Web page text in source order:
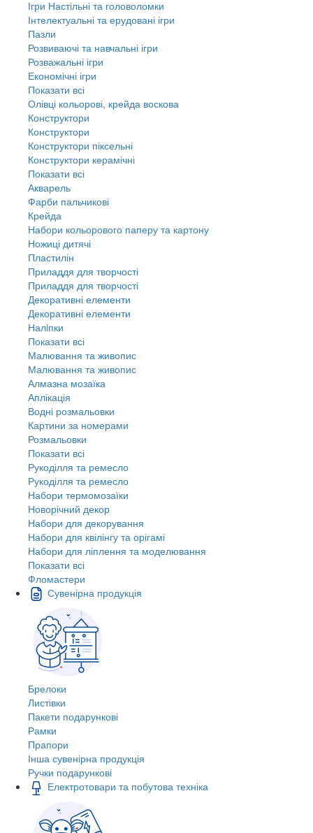
Ігри Настільні та головоломки
Інтелектуальні та ерудовані ігри
Пазли
Розвиваючі та навчальні ігри
Розважальні ігри
Економічні ігри
Показати всі
Олівці кольорові, крейда воскова
Конструктори
Конструктори
Конструктори піксельні
Конструктори керамічні
Показати всі
Акварель
Фарби пальчикові
Крейда
Набори кольорового паперу та картону
Ножиці дитячі
Пластилін
Приладдя для творчості
Приладдя для творчості
Декоративні елементи
Декоративні елементи
Налiпки
Показати всі
Малювання та живопис
Малювання та живопис
Алмазна мозаїка
Аплікація
Водні розмальовки
Картини за номерами
Розмальовки
Показати всі
Рукоділля та ремесло
Рукоділля та ремесло
Набори термомозаїки
Новорічний декор
Набори для декорування
Набори для квілінгу та орігамі
Набори для ліплення та моделювання
Показати всі
Фломастери
Сувенірна продукція
Брелоки
Листівки
Пакети подарункові
Рамки
Прапори
Інша сувенірна продукція
Ручки подарункові
Електротовари та побутова техніка